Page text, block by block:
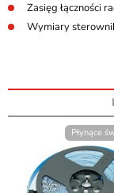
Zasięg łączności
Wymiary
Płynące